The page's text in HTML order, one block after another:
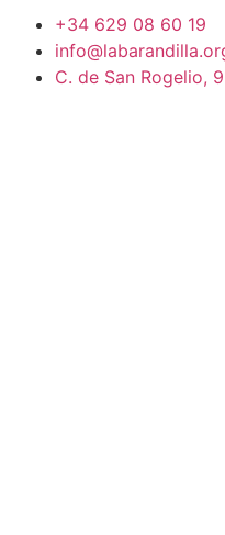
+34 629 08 60 19
C. de San Rogelio,